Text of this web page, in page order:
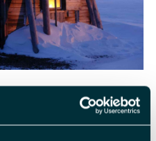
siden midten av